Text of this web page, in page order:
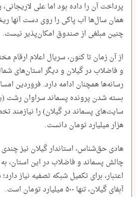
پرداخت آن را داده بود اما علی
همان سال‌ها آب پاکی را روی دست آنها
چنین مبلغی از صندوق امکان‌پذیر نیست.
از آن زمان تا کنون، سریال اعلام ارقام
و فاضلاب در گیلان و دیگر استان‌های
رسانه‌ها همچنان ادامه دارد. فروردین
بسته شدن پرونده پسماند سراوان رشت
سایت‌های پسماند در گیلان) را نیازمند
هزار میلیارد تومان دانست.
هادی حق‌شناس، استاندار گیلان نیز
اعتبار، برای تکمیل شبکه تصفیه نیاز
آبفای گیلان، تنها ۵۰۰ میلیارد تومان است.